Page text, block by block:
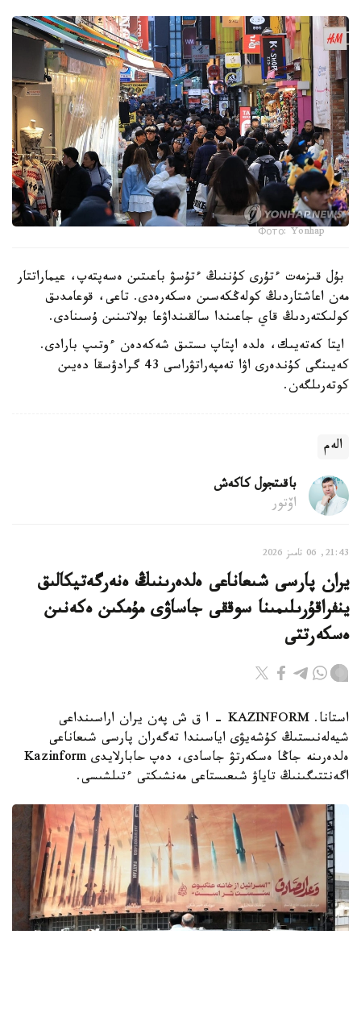
Фото: Yonhap
بۇل قىزمەت ءتۇرى كۇننىڭ ءتۇسۋ باعىتىن ەسەپتەپ، عيماراتتار
مەن اعاشتاردىڭ كولەڭكەسىن ەسكەرەدى. تاعى، قوعامدىق
كولىكتەردىڭ قاي جاعىندا سالقىنداۋعا بولاتىنىن ۇسىنادى.
ايتا كەتەيىك، ەلدە اپتاپ ىستىق شەكەدەن ءوتىپ بارادى.
كەيىنگى كۇندەرى اۋا تەمپەراتۋراسى 43 گرادۋسقا دەيىن
كوتەرىلگەن.
الەم
باقىتجول كاكەش
اۆتور
21:43, 06 تامىز 2026
يران پارسى شىعاناعى ەلدەرىنىڭ ەنەرگەتيكالىق
ينفراقۇرىلىمىنا سوققى جاساۋى مۇمكىن ەكەنىن
ەسكەرتتى
استانا. KAZINFORM - ا ق ش پەن يران اراسىنداعى
شيەلەنىستىڭ كۇشەيۋى اياسىندا تەگەران پارسى شىعاناعى
ەلدەرىنە جاڭا ەسكەرتۋ جاسادى، دەپ حابارلايدى Kazinform
اگەنتتىگىنىڭ تاياۋ شىعىستاعى مەنشىكتى ءتىلشىسى.